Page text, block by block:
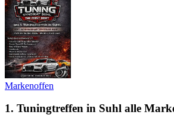
Markenoffen
1. Tuningtreffen in Suhl alle